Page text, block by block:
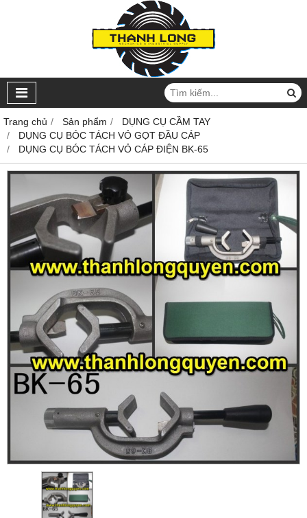
Trang chủ Sản phẩm
DỤNG CỤ CẦM TAY
DỤNG CỤ BÓC TÁCH VỎ GỌT ĐẦU CÁP
DỤNG CỤ BÓC TÁCH VỎ CÁP ĐIỆN BK-65